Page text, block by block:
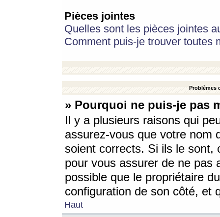
Pièces jointes
Quelles sont les pièces jointes
Comment puis-je trouver toutes
Problèmes
» Pourquoi ne puis-je pas
Il y a plusieurs raisons qui
assurez-vous que votre nom
soient corrects. Si ils le sont,
pour vous assurer de ne pas
possible que le propriétaire
configuration de son côté, et
Haut